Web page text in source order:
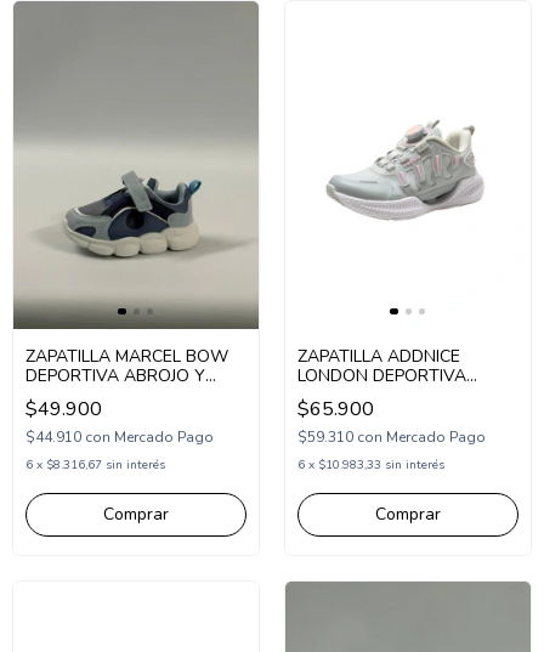
ZAPATILLA MARCEL BOW
DEPORTIVA ABROJO Y
ELASTICO 1-24 (MBOW)
$49.900
$44.910 con Mercado Pago
6 x $8.316,67 sin interés
Comprar
ZAPATILLA ADDNICE
LONDON DEPORTIVA
CIERRE TIPO BOA 30-36
(1ADLOND)
$65.900
$59.310 con Mercado Pago
6 x $10.983,33 sin interés
Comprar